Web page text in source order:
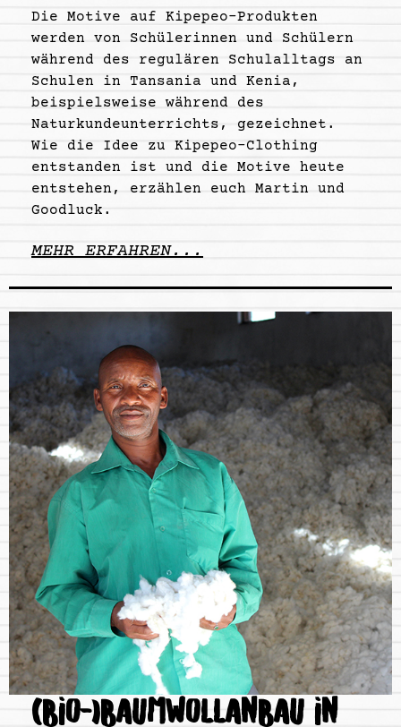
Die Motive auf Kipepeo-Produkten
werden von Schülerinnen und Schülern
während des regulären Schulalltags an
Schulen in Tansania und Kenia,
beispielsweise während des
Naturkundeunterrichts, gezeichnet.
Wie die Idee zu Kipepeo-Clothing
entstanden ist und die Motive heute
entstehen, erzählen euch Martin und
Goodluck.
MEHR ERFAHREN...
(BIO-)BAUMWOLLANBAU IN